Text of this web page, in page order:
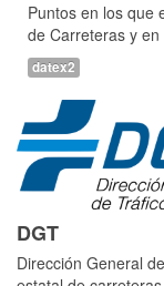
Puntos en los que
de Carreteras y
datex2
DGT
Dirección General